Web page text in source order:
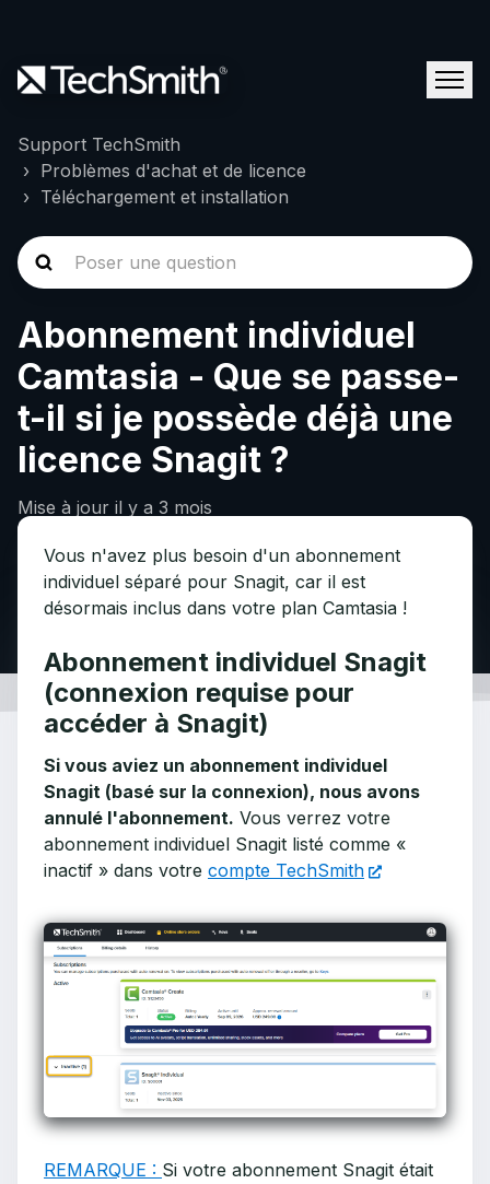
Support TechSmith
Problèmes d'achat et de licence
Téléchargement et installation
Abonnement individuel
Camtasia - Que se passe-
t-il si je possède déjà une
licence Snagit ?
Mise à jour il y a 3 mois
Vous n'avez plus besoin d'un abonnement
individuel séparé pour Snagit, car il est
désormais inclus dans votre plan Camtasia !
Abonnement individuel Snagit
(connexion requise pour
accéder à Snagit)
Si vous aviez un abonnement individuel
Snagit (basé sur la connexion), nous avons
annulé l'abonnement. Vous verrez votre
abonnement individuel Snagit listé comme «
inactif » dans votre compte TechSmith
REMARQUE : Si votre abonnement Snagit était